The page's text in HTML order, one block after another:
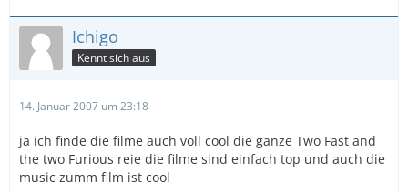
Ichigo
Kennt sich aus
14. Januar 2007 um 23:18
ja ich finde die filme auch voll cool die ganze Two Fast and
the two Furious reie die filme sind einfach top und auch die
music zumm film ist cool